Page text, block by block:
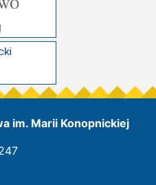
im. Marii Konopnickiej